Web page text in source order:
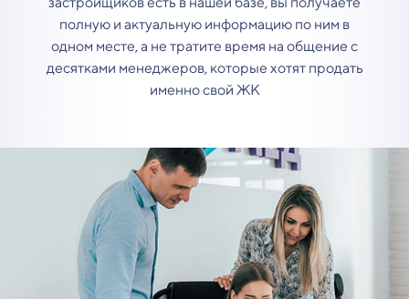
полную и актуальную информацию по ним в
одном месте, а не тратите время на общение с
десятками менеджеров, которые хотят продать
именно свой ЖК